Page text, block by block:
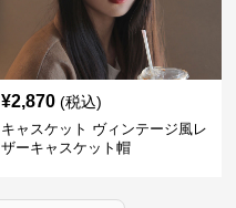
¥2,870 (税込)
キャスケット ヴィンテージ風レ
ザーキャスケット帽